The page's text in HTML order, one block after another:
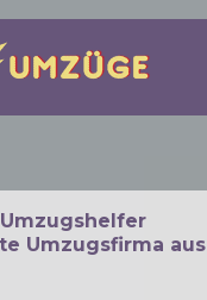
Umzugsfirma aus